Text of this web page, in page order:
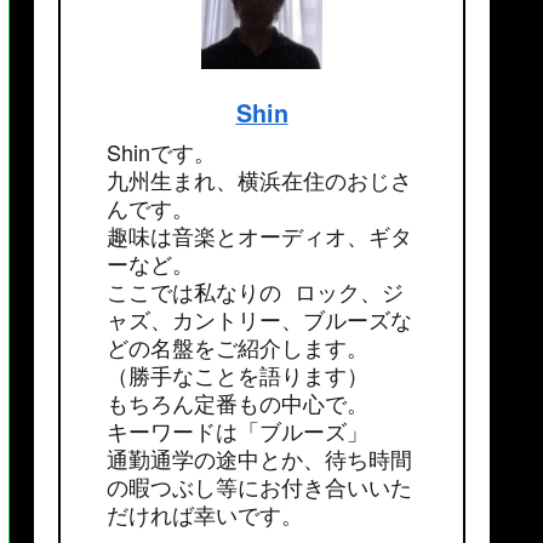
Shin
Shinです。
九州生まれ、横浜在住のおじさ
んです。
趣味は音楽とオーディオ、ギタ
ーなど。
ここでは私なりの ロック、ジ
ャズ、カントリー、ブルーズな
どの名盤をご紹介します。
（勝手なことを語ります）
もちろん定番もの中心で。
キーワードは「ブルーズ」
通勤通学の途中とか、待ち時間
の暇つぶし等にお付き合いいた
だければ幸いです。